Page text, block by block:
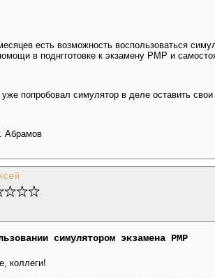
есть возможность воспользоваться
в поднгготовке к экзамену PMP и
попробовал симулятор в деле оставить
Абрамов
симулятором экзамена PMP
коллеги!